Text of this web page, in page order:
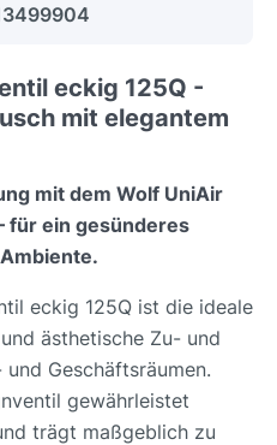
eckig 125Q -
mit elegantem
mit dem Wolf UniAir
für ein gesünderes
eckig 125Q ist die ideale
ästhetische Zu- und
Geschäftsräumen.
gewährleistet
trägt maßgeblich zu